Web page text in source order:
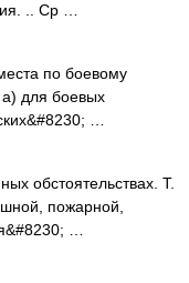
.. Ср …
по боевому
для боевых
…
обстоятельствах. Т.
пожарной,
…